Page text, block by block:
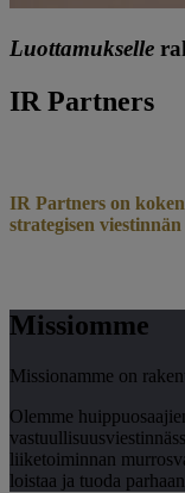
Luottamukselle
IR Partners
IR Partners on
strategisen viestinnän
Missiomme
Missionamme on
Olemme
liiketoiminnan
loistaa ja tuoda